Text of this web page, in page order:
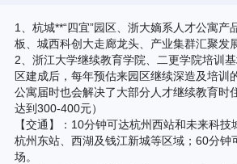
1、杭城**“四宜”园区、浙大嫡系人才公寓产
板、城西科创大走廊龙头、产业集群汇聚发
2、浙江大学继续教育学院、二更学院培训
区建成后，每年预估来园区继续深造及培训
公寓届时也会解决了大部分人才继续教育时
达到300-400元）
【交通】：10分钟可达杭州西站和未来科
杭州东站、西湖及钱江新城等区域；60分钟
场。